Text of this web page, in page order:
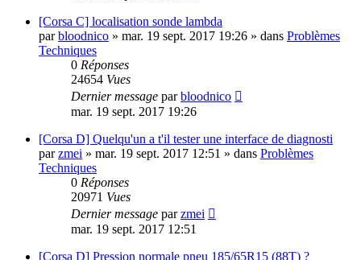
[Corsa C] localisation sonde lambda
parbloodnico » mar. 19 sept. 2017 19:26 » dans Problèmes
Techniques
0 Réponses
24654 Vues
Dernier message parbloodnico
mar. 19 sept. 2017 19:26
[Corsa D] Quelqu'un a t'il tester une interface de diagnosti
parzmei » mar. 19 sept. 2017 12:51 » dans Problèmes
Techniques
0 Réponses
20971 Vues
Dernier message parzmei
mar. 19 sept. 2017 12:51
[Corsa D] Pression normale pneu 185/65R15 (88T) ?